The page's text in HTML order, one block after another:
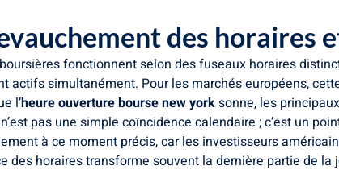
des horaires
fonctionnent selon des fuseaux horaires
actifs simultanément. Pour les marchés européens,
l’heure ouverture bourse new yorksonne, les
pas une simple coïncidence calendaire ; c’est un
à ce moment précis, car les investisseurs
des horaires transforme souvent la dernière partie de